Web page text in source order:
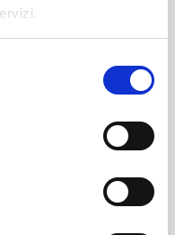
memorials/carla-